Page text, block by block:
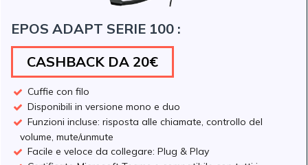
EPOS ADAPT SERIE 100 :
CASHBACK DA 20€
Cuffie con filo
Disponibili in versione mono e duo
Funzioni incluse: risposta alle chiamate, controllo del
volume, mute/unmute
Facile e veloce da collegare: Plug & Play